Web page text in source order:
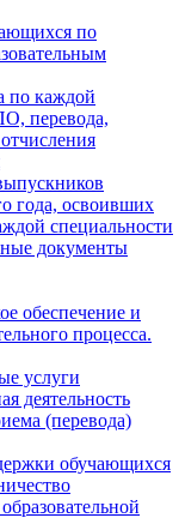
по
по каждой
перевода,
года, освоивших
специальности
документы
обеспечение и
процесса.
услуги
деятельность
(перевода)
обучающихся